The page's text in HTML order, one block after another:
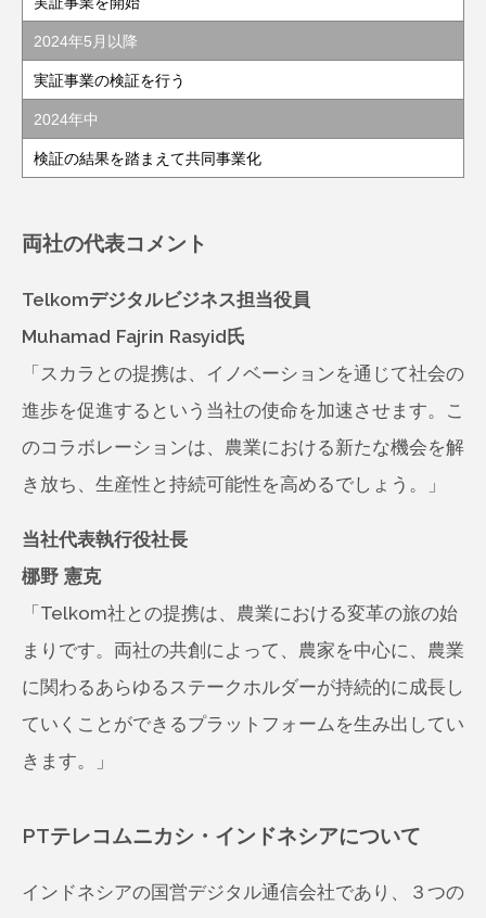
2024年5月以降
実証事業の検証を行う
2024年中
検証の結果を踏まえて共同事業化
両社の代表コメント
Telkomデジタルビジネス担当役員
Muhamad Fajrin Rasyid氏
「スカラとの提携は、イノベーションを通じて社会の
進歩を促進するという当社の使命を加速させます。こ
のコラボレーションは、農業における新たな機会を解
き放ち、生産性と持続可能性を高めるでしょう。」
当社代表執行役社長
梛野 憲克
「Telkom社との提携は、農業における変革の旅の始
まりです。両社の共創によって、農家を中心に、農業
に関わるあらゆるステークホルダーが持続的に成長し
ていくことができるプラットフォームを生み出してい
きます。」
PTテレコムニカシ・インドネシアについて
インドネシアの国営デジタル通信会社であり、３つの